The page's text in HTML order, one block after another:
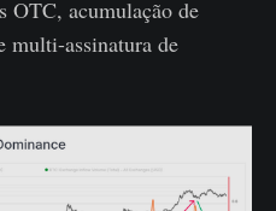
OTC, acumulação de
multi-assinatura de